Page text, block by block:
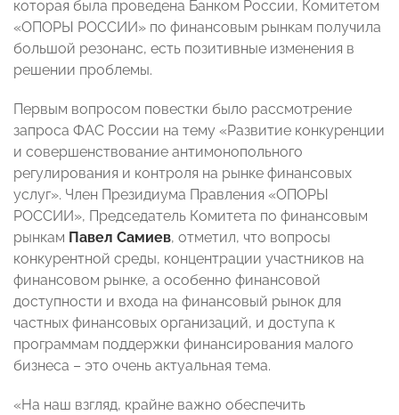
которая была проведена Банком России, Комитетом
«ОПОРЫ РОССИИ» по финансовым рынкам получила
большой резонанс, есть позитивные изменения в
решении проблемы.
Первым вопросом повестки было рассмотрение
запроса ФАС России на тему «Развитие конкуренции
и совершенствование антимонопольного
регулирования и контроля на рынке финансовых
услуг». Член Президиума Правления «ОПОРЫ
РОССИИ», Председатель Комитета по финансовым
рынкам Павел Самиев, отметил, что вопросы
конкурентной среды, концентрации участников на
финансовом рынке, а особенно финансовой
доступности и входа на финансовый рынок для
частных финансовых организаций, и доступа к
программам поддержки финансирования малого
бизнеса – это очень актуальная тема.
«На наш взгляд, крайне важно обеспечить